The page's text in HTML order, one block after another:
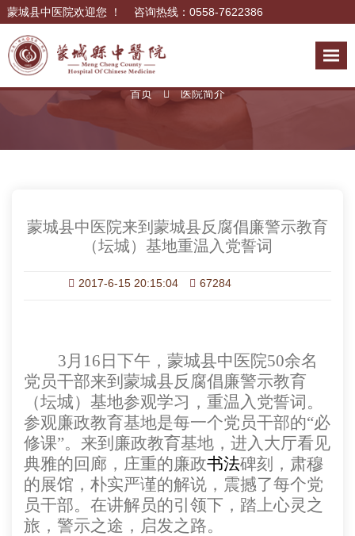
蒙城县中医院欢迎您 ！ 咨询热线：0558-7622386
医院简介
首页 医院简介
蒙城县中医院来到蒙城县反腐倡廉警示教育
（坛城）基地重温入党誓词
2017-6-15 20:15:04 67284
3月16日 下午，蒙城县中医院50余名
党员干部来到蒙城县反腐倡廉警示教育
（坛城）基地参观学习，重温入党誓词。
参观廉政教育基地是每一个党员干部的“必
修课”。来到廉政教育基地，进入大厅看见
典雅的回廊，庄重的廉政书法碑刻，肃穆
的展馆，朴实严谨的解说，震撼了每个党
员干部。在讲解员的引领下，踏上心灵之
旅，警示之途，启发之路。